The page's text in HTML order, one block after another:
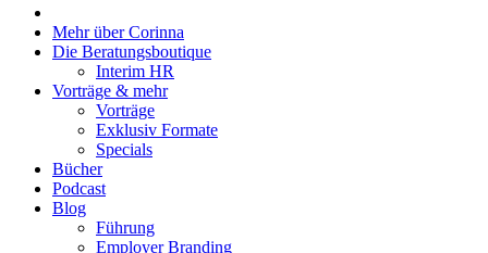
Mehr über Corinna
Die Beratungsboutique
Interim HR
Vorträge & mehr
Vorträge
Exklusiv Formate
Specials
Bücher
Podcast
Blog
Führung
Employer Branding